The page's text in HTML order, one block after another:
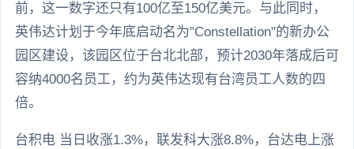
前，这一数字还只有100亿至150亿美元。与此同时，
英伟达计划于今年底启动名为"Constellation"的新办公
园区建设，该园区位于台北北部，预计2030年落成后可
容纳4000名员工，约为英伟达现有台湾员工人数的四
倍。
台积电 当日收涨1.3%，联发科大涨8.8%，台达电上涨